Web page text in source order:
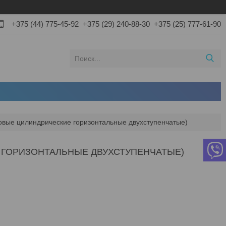
+375 (44) 775-45-92 +375 (29) 240-88-30 +375 (25) 777-61-90
цилиндрические горизонтальные двухступенчатые)
ДВУХСТУПЕНЧАТЫЕ)